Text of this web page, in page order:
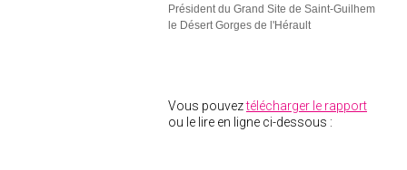
Président du Grand Site de Saint-Guilhem
le Désert Gorges de l'Hérault
Vous pouveztélécharger le rapport
ou le lire en ligne ci-dessous :